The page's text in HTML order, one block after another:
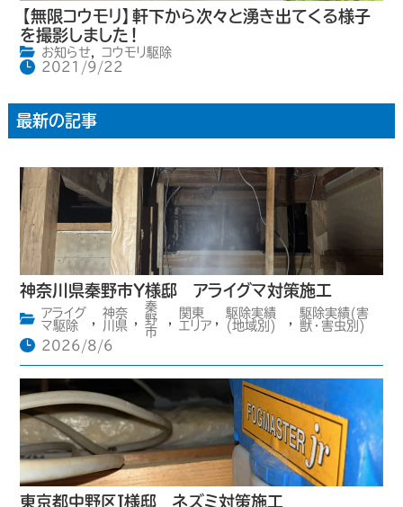
【無限コウモリ】軒下から次々と湧き出てくる様子
を撮影しました！
お知らせ,
コウモリ駆除
2021/9/22
最新の記事
神奈川県秦野市Y様邸 アライグマ対策施工
アライグ
マ駆除
神奈
川県
秦
野
市
関東
エリア
駆除実績
(地域別)
駆除実績(害
獣・害虫別)
2026/8/6
東京都中野区I様邸 ネズミ対策施工